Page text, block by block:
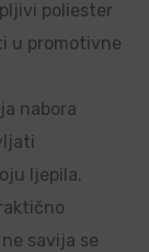
poliester
u promotivne
nabora
ljepila.
savija se